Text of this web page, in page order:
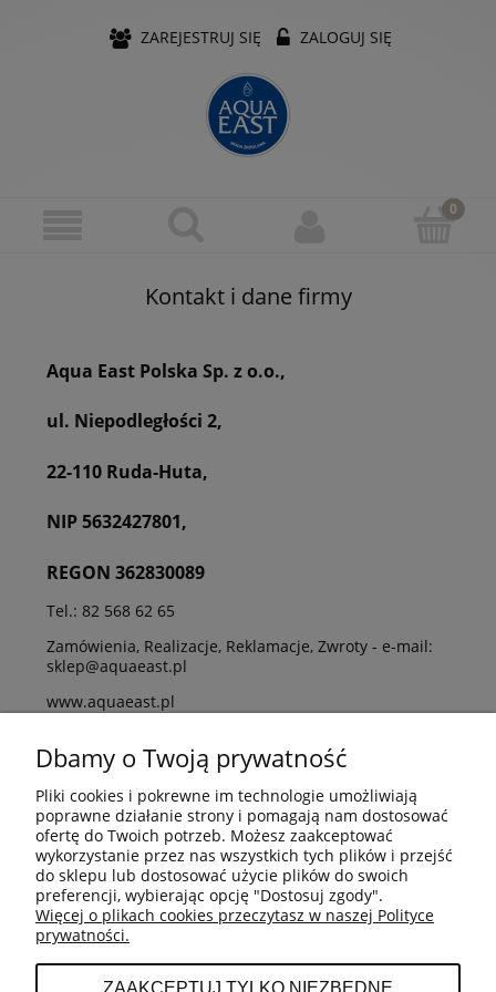
ZAREJESTRUJ SIĘ ZALOGUJ SIĘ
Kontakt i dane firmy
Aqua East Polska Sp. z o.o.,
ul. Niepodległości 2,
22-110 Ruda-Huta,
NIP 5632427801,
REGON 362830089
Tel.: 82 568 62 65
Zamówienia, Realizacje, Reklamacje, Zwroty - e-mail:
sklep@aquaeast.pl
www.aquaeast.pl
O NAS
Dbamy o Twoją prywatność
Pliki cookies i pokrewne im technologie umożliwiają
poprawne działanie strony i pomagają nam dostosować
ofertę do Twoich potrzeb. Możesz zaakceptować
wykorzystanie przez nas wszystkich tych plików i przejść
do sklepu lub dostosować użycie plików do swoich
preferencji, wybierając opcję "Dostosuj zgody".
Więcej o plikach cookies przeczytasz w naszej Polityce
prywatności.
ZAAKCEPTUJ TYLKO NIEZBĘDNE